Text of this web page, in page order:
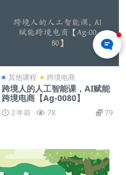
其他课程 跨境电商
跨境人的人工智能课，AI赋能
跨境电商【Ag-0080】
2 年前 78 79